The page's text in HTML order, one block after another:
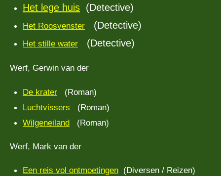
Het lege huis (Detective)
Het Roosvenster (Detective)
Het stille water (Detective)
Werf, Gerwin van der
De krater (Roman)
Luchtvissers (Roman)
Wilgeneiland (Roman)
Werf, Mark van der
Een reis vol ontmoetingen (Diversen / Reizen)